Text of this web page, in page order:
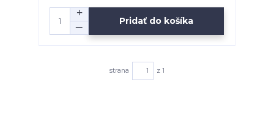
Pridať do košíka
strana z 1